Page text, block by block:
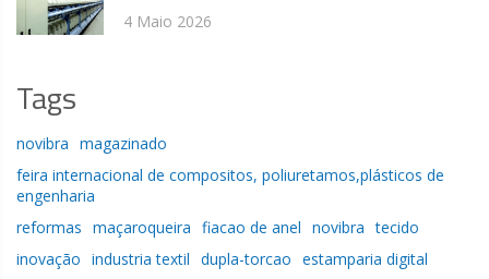
4 Maio 2026
Tags
novibra magazinado
feira internacional de compositos, poliuretamos,plásticos de
engenharia
reformas maçaroqueira fiacao de anel novibra tecido
inovação industria textil dupla-torcao estamparia digital